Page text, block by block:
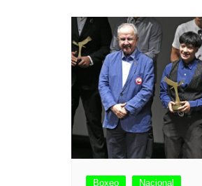
Boxeo Nacional